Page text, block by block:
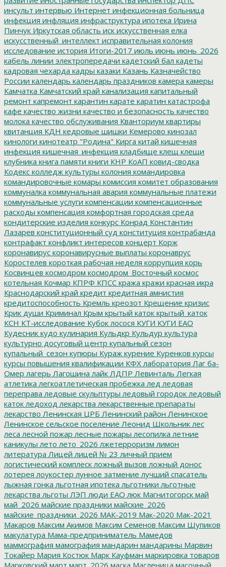
инсульт интервью Интернет инфекционная больница
инфекция инфляция инфраструктура ипотека Ирина
Пинчук Иркутская область иск искусственная елка
искусственный_интеллект исправительная колония
исследование история Итоги-2017 июль июнь июнь_2026
кабель линии электропередачи кадетский бал кадеты
кадровая чехарда кадры казаки Казань Казначейство
России календарь календарь праздников камера камеры
Камчатка Камчатский край канализация капитальный
ремонт капремонт карантин карате каратин катастрофа
кафе качество жизни качество и безопасность качество
молока качество обслуживания Кванториум квартиры
квитанция КДН кедровые шишки Кемерово кинозал
кинологи кинотеатр "Родина" Кирга китай кишечная
инфекция кишечная_инфекция кладбище клещ клещи
клубника книга памяти книги КНР КоАП ковид-сводка
Кодекс колледж культуры колония командировка
командировочные комары комиссия комитет образования
коммуналка коммунальная авария коммунальные платежи
коммунальные услуги компенсации компенсационные
расходы компенсация комфортная городская среда
кондитерские изделия конкурс Конрад Константин
Лазарев конституционный суд конституция контрабанда
контрафакт конфликт интересов концерт Корж
коронавирус коронавирусные выплаты коронаврус
Коростелев короткая рабочая неделя коррупция корь
Косвинцев космодром космодром_Восточный космос
котельная Кочмар КПРФ КПСС кража кражи красная икра
Краснодарский край кредит кредитная амнистия
кредитоспособность Кремль креозот Крещение кризис
Крик души Криминал Крым крытый каток крытый_каток
КСН КТ-исследование Кубок лосося КУГИ КУГИ ЕАО
Кудесник кудо кулинария Кульдкр Кульдур культура
культурно досуговый центр купальный сезон
купальный_сезон купюры Кураж курение Куренков курсы
курсы повышения квалификации КФХ лаборатория Лаг ба-
Омер лагерь Лагошина лайк ЛДПР Левинталь Легкая
атлетика легкоатлетическая пробежка лед ледовая
переправа ледовые скульптуры ледовый городок ледовый
каток ледоход лекарства лекарственные препараты
лекарство Ленинская ЦРБ Ленинский район Ленинское
Ленинское сельское поселение Леонид Школьник лес
леса лесной пожар лесные пожары лесопилка летние
каникулы лето лето_2026 лжетерроризм лимон
литература Лицей лицей № 23 личный прием
логистический комплеск ложный вызов ложный донос
лотерея лоукостер лунное затмение лучший спасатель
лыжная гонка льготная ипотека льготники льготные
лекарства льготы ЛЭП люди ЕАО люк Магнитогорск май
май_2026 майские праздники майские_2026
майские_праздники_2026 МАК-2019 Мак-2020 Мак-2021
Макаров Максим Акимов Максим Семенов Максим Шупиков
макулатура Мама-предприниматель Мамедов
маммография мамография мандарин мандарины Марвин
Токайер Мария Костюк Марк Кауфман маркировка товаров
Марковский март март_2026 маска Масленица масочный